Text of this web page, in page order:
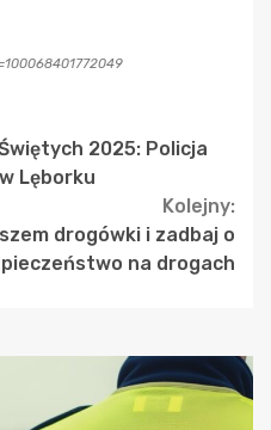
2025: Policja
Lęborku
Kolejny:
drogówki i zadbaj o
na drogach